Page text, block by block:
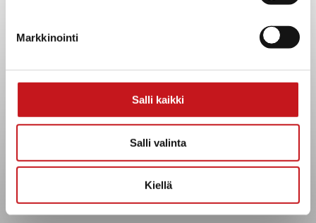
Markkinointi
Salli kaikki
Salli valinta
Kiellä
Strategiat, ohjelmat, ohjeet, suunnitelmat, säännöt ja
Asiakirjajulkisuuskuvaus
Saavutettavuusseloste
Tietosuojaselosteet